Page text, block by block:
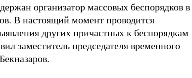
организатор массовых беспорядков в
В настоящий момент проводится
других причастных к беспорядкам
заместитель председателя временного